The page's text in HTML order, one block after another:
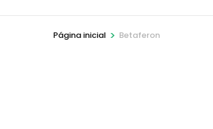
Página inicial > Betaferon